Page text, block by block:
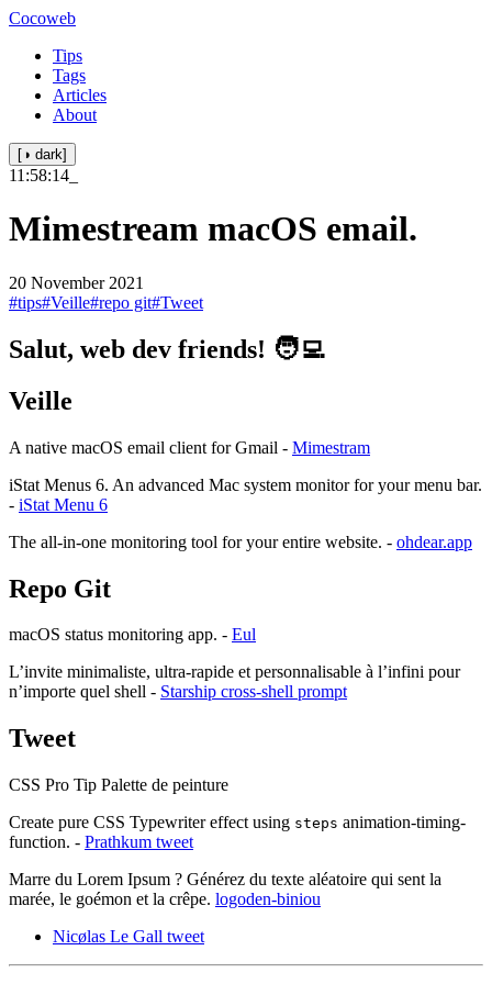
Cocoweb
Tips
Tags
Articles
About
[◑ dark]
11:58:14
Mimestream macOS email.
20 November 2021
#tips#Veille#repo git#Tweet
Salut, web dev friends! 🧑‍💻
Veille
A native macOS email client for Gmail - Mimestram
iStat Menus 6. An advanced Mac system monitor for your menu bar.
- iStat Menu 6
The all-in-one monitoring tool for your entire website. - ohdear.app
Repo Git
macOS status monitoring app. - Eul
L’invite minimaliste, ultra-rapide et personnalisable à l’infini pour
n’importe quel shell - Starship cross-shell prompt
Tweet
CSS Pro Tip Palette de peinture
Create pure CSS Typewriter effect using steps animation-timing-
function. - Prathkum tweet
Marre du Lorem Ipsum ? Générez du texte aléatoire qui sent la
marée, le goémon et la crêpe. logoden-biniou
Nicølas Le Gall tweet